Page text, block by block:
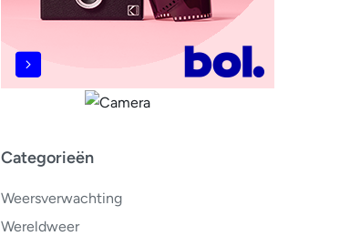
Categorieën
Weersverwachting
Wereldweer